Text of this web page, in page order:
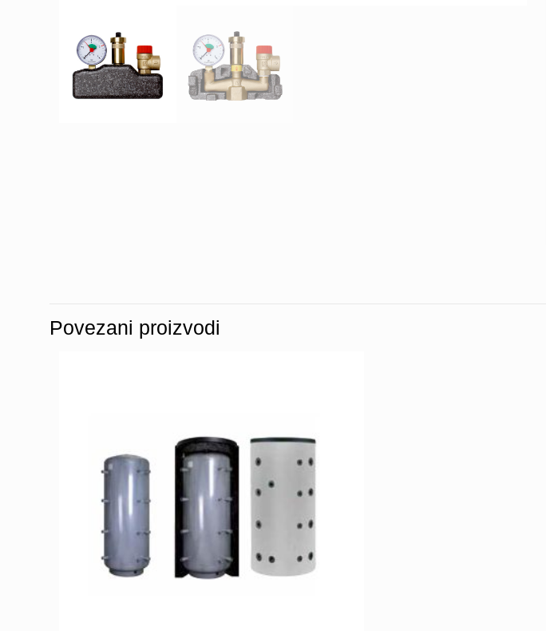
Povezani proizvodi